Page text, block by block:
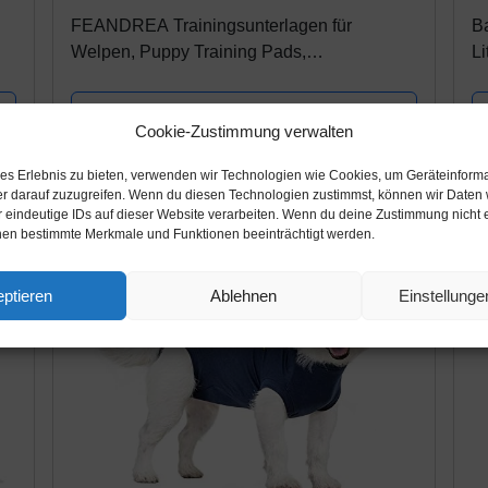
Cookie-Zustimmung verwalten
Erlebnis zu bieten, verwenden wir Technologien wie Cookies, um
darauf zuzugreifen. Wenn du diesen Technologien zustimmst, können wir Daten
eindeutige IDs auf dieser Website verarbeiten. Wenn du deine Zustimmung nicht
bestimmte Merkmale und Funktionen beeinträchtigt werden.
Ablehnen
FEANDREA Trainingsunterlagen für
Welpen, Puppy Training Pads,
PTD90B
-28%
alt